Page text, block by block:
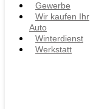
Gewerbe
Wir kaufen Ihr
Auto
Winterdienst
Werkstatt